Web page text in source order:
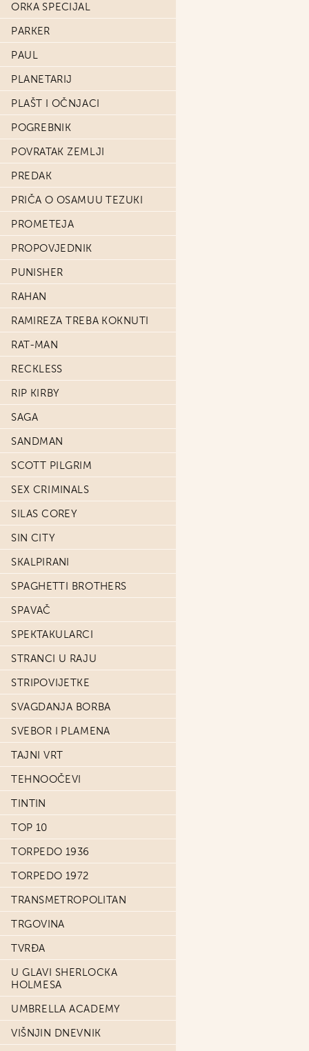
ORKA SPECIJAL
PARKER
PAUL
PLANETARIJ
PLAŠT I OČNJACI
POGREBNIK
POVRATAK ZEMLJI
PREDAK
PRIČA O OSAMUU TEZUKI
PROMETEJA
PROPOVJEDNIK
PUNISHER
RAHAN
RAMIREZA TREBA KOKNUTI
RAT-MAN
RECKLESS
RIP KIRBY
SAGA
SANDMAN
SCOTT PILGRIM
SEX CRIMINALS
SILAS COREY
SIN CITY
SKALPIRANI
SPAGHETTI BROTHERS
SPAVAČ
SPEKTAKULARCI
STRANCI U RAJU
STRIPOVIJETKE
SVAGDANJA BORBA
SVEBOR I PLAMENA
TAJNI VRT
TEHNOOČEVI
TINTIN
TOP 10
TORPEDO 1936
TORPEDO 1972
TRANSMETROPOLITAN
TRGOVINA
TVRĐA
U GLAVI SHERLOCKA
HOLMESA
UMBRELLA ACADEMY
VIŠNJIN DNEVNIK